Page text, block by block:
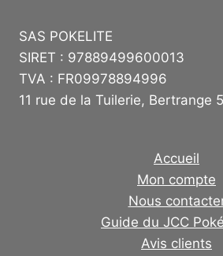
SAS POKELITE
SIRET : 97889499600013
TVA : FR09978894996
11 rue de la Tuilerie, Bertrange
Accueil
Mon compte
Nous
Guide du JCC
Avis clients